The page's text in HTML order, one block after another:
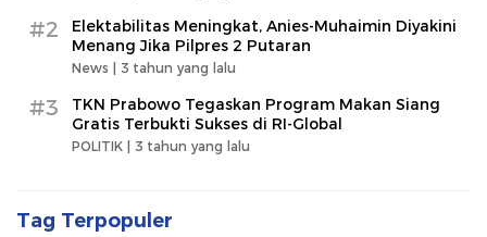
#2
Elektabilitas Meningkat, Anies-Muhaimin Diyakini
Menang Jika Pilpres 2 Putaran
News | 3 tahun yang lalu
#3
TKN Prabowo Tegaskan Program Makan Siang
Gratis Terbukti Sukses di RI-Global
POLITIK | 3 tahun yang lalu
Tag Terpopuler